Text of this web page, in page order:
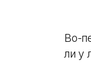
Во-
ли у